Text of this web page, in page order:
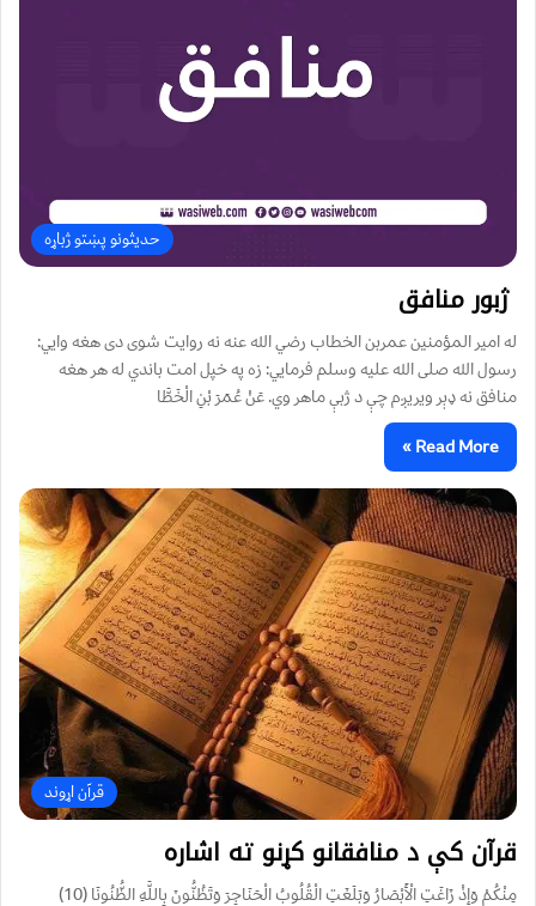
حدیثونو پښتو ژباړه
ژبور منافق
له امیر المؤمنین عمربن الخطاب رضي الله عنه نه روایت شوی دی هغه وایي:
رسول الله صلی الله علیه وسلم فرمایي: زه په خپل امت باندي له هر هغه
منافق نه ډېر ويریږم چې د ژبې ماهر وي. عَنْ عُمَرَ بْنِ الْخَطَّا
Read More »
قرآن اړوند
قرآن کې د منافقانو کړنو ته اشاره
مِنْكُمْ وَإِذْ زَاغَتِ الْأَبْصَارُ وَبَلَغَتِ الْقُلُوبُ الْحَنَاجِرَ وَتَظُنُّونَ بِاللَّهِ الظُّنُونَا (10)